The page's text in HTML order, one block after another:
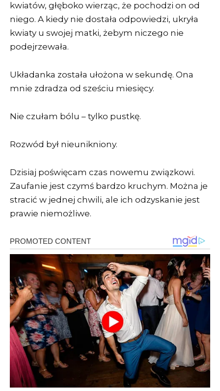
kwiatów, głęboko wierząc, że pochodzi on od
niego. A kiedy nie dostała odpowiedzi, ukryła
kwiaty u swojej matki, żebym niczego nie
podejrzewała.
Układanka została ułożona w sekundę. Ona
mnie zdradza od sześciu miesięcy.
Nie czułam bólu – tylko pustkę.
Rozwód był nieunikniony.
Dzisiaj poświęcam czas nowemu związkowi.
Zaufanie jest czymś bardzo kruchym. Można je
stracić w jednej chwili, ale ich odzyskanie jest
prawie niemożliwe.